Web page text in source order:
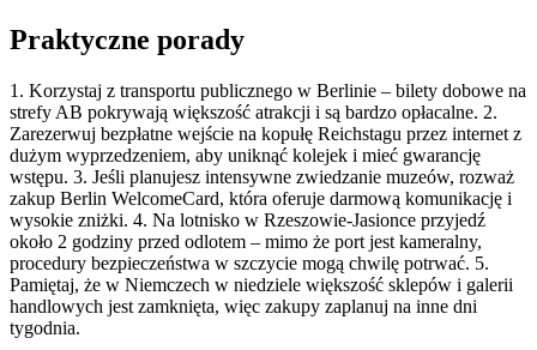
Praktyczne porady
1. Korzystaj z transportu publicznego w Berlinie – bilety dobowe na
strefy AB pokrywają większość atrakcji i są bardzo opłacalne. 2.
Zarezerwuj bezpłatne wejście na kopułę Reichstagu przez internet z
dużym wyprzedzeniem, aby uniknąć kolejek i mieć gwarancję
wstępu. 3. Jeśli planujesz intensywne zwiedzanie muzeów, rozważ
zakup Berlin WelcomeCard, która oferuje darmową komunikację i
wysokie zniżki. 4. Na lotnisko w Rzeszowie-Jasionce przyjedź
około 2 godziny przed odlotem – mimo że port jest kameralny,
procedury bezpieczeństwa w szczycie mogą chwilę potrwać. 5.
Pamiętaj, że w Niemczech w niedziele większość sklepów i galerii
handlowych jest zamknięta, więc zakupy zaplanuj na inne dni
tygodnia.